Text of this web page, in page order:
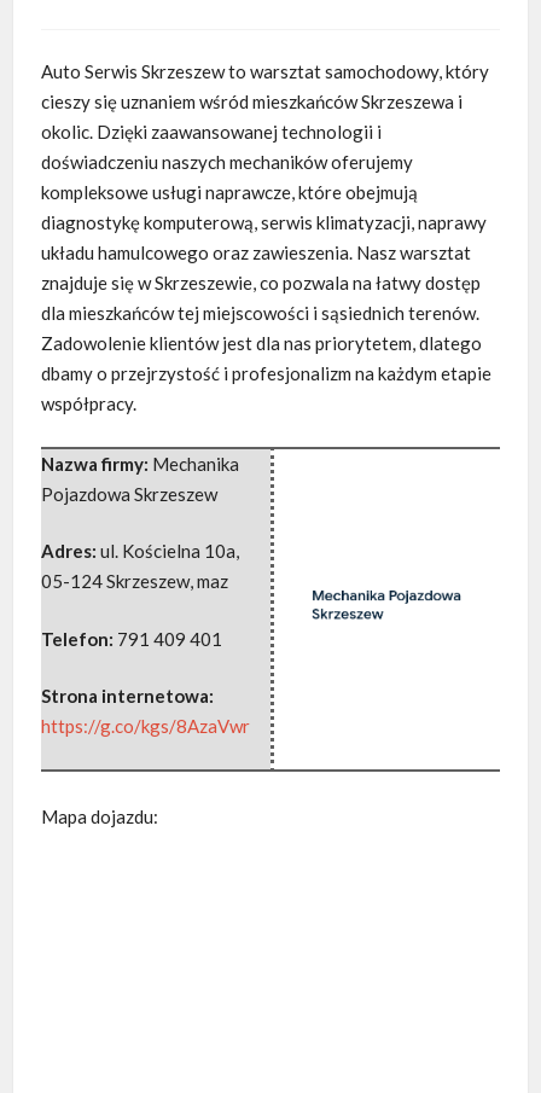
Auto Serwis Skrzeszew to warsztat samochodowy, który
cieszy się uznaniem wśród mieszkańców Skrzeszewa i
okolic. Dzięki zaawansowanej technologii i
doświadczeniu naszych mechaników oferujemy
kompleksowe usługi naprawcze, które obejmują
diagnostykę komputerową, serwis klimatyzacji, naprawy
układu hamulcowego oraz zawieszenia. Nasz warsztat
znajduje się w Skrzeszewie, co pozwala na łatwy dostęp
dla mieszkańców tej miejscowości i sąsiednich terenów.
Zadowolenie klientów jest dla nas priorytetem, dlatego
dbamy o przejrzystość i profesjonalizm na każdym etapie
współpracy.
Nazwa firmy: Mechanika
Pojazdowa Skrzeszew
Adres: ul. Kościelna 10a,
05-124 Skrzeszew,maz
Telefon: 791 409 401
Strona internetowa:
https://g.co/kgs/8AzaVwr
Mapa dojazdu: